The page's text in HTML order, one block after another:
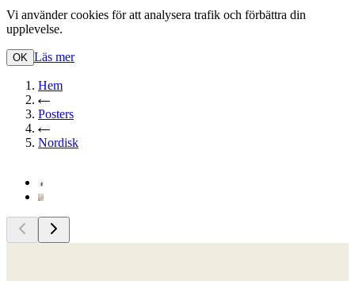
Vi använder cookies för att analysera trafik och förbättra din
upplevelse.
OK Läs mer
Hem
Posters
Nordisk